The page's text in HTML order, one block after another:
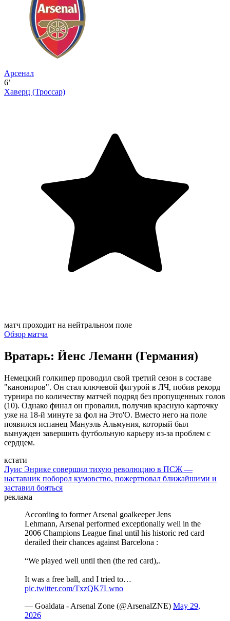
Арсенал
6’
Хаверц (Троссар)
матч проходит на нейтральном поле
Обзор матча
Вратарь: Йенс Леманн (Германия)
Немецкий голкипер проводил свой третий сезон в составе
"канониров". Он стал ключевой фигурой в ЛЧ, побив рекорд
турнира по количеству матчей подряд без пропущенных голов
(10). Однако финал он провалил, получив красную карточку
уже на 18-й минуте за фол на Это'О. Вместо него на поле
появился испанец Мануэль Альмуния, который был
вынужден завершить футбольную карьеру из-за проблем с
сердцем.
кстати
Луис Энрике совершил тихую революцию в ПСЖ —
наставник поборол кумовство, пожертвовал ближайшими и
заставил бояться
реклама
According to former Arsenal goalkeeper Jens
Lehmann, Arsenal performed exceptionally well in the
2006 Champions League final until his historic red card
derailed their chances against Barcelona :
“We played well until then (the red card),.
It was a free ball, and I tried to…
pic.twitter.com/TxzQK7Lwno
— Goaldata - Arsenal Zone (@ArsenalZNE) May 29,
2026